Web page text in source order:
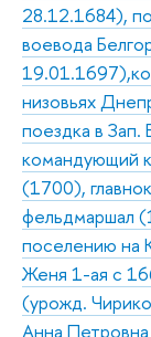
28.12.1684),
воевода
низовьях
поездка в
командующий
(1700),
фельдмаршал
поселению на
Женя 1-ая с
(урожд.
Анна